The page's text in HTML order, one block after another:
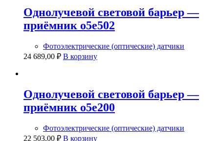
Однолучевой световой барьер —
приёмник o5e502
Фотоэлектрические (оптические) датчики
24 689,00 ₽ В корзину
Однолучевой световой барьер —
приёмник o5e200
Фотоэлектрические (оптические) датчики
22 503,00 ₽ В корзину